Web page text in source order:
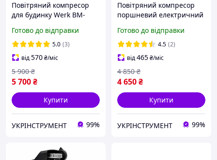
Повітряний компресор
для будинку Werk BM-
л з Набором
пневмоінструменту 5
предметів!
Готово до відправки
5.0 (3)
від570₴/міс
5 700₴
5 900 ₴
Купити
УКРІНСТРУМЕНТ 99%
Повітряний компресор
поршневий електричний
2Т24N - 8 бар 1,5 кВт, вхід
200 л/хв
Готово до відправки
4.5 (2)
від465₴/міс
4 650₴
4 850 ₴
Купити
УКРІНСТРУМЕНТ 99%